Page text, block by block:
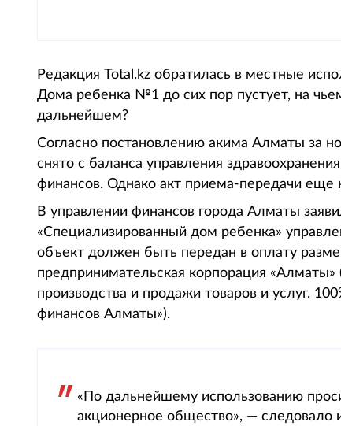
Редакция Total.kz обратилась в местные
Дома ребенка №1 до сих пор пустует, на
дальнейшем?
Согласно постановлению акима Алматы за
снято с баланса управления
финансов. Однако акт приема-передачи еще
В управлении финансов города Алматы
«Специализированный дом ребенка»
объект должен быть передан в оплату
предпринимательская корпорация
производства и продажи товаров и услуг.
финансов Алматы»).
«По дальнейшему использованию
акционерное общество», — следовало